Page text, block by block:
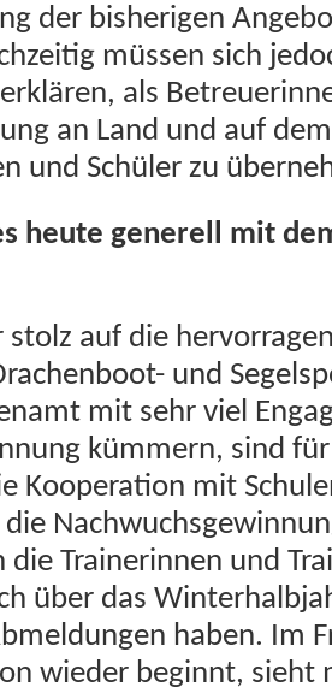
der bish­eri­gen
müssen sich
als
an Land und auf
und Schüler zu
heute generell mit
stolz auf die
und
mit sehr viel
küm­mern, sind
Koop­er­a­tion mit
die Trainer­in­nen und
über das
haben. Im
wieder begin­nt, sieht